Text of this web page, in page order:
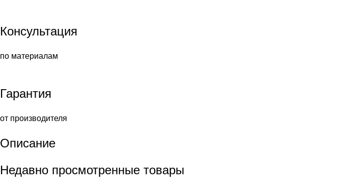
Консультация
по материалам
Гарантия
от производителя
Описание
Недавно просмотренные товары